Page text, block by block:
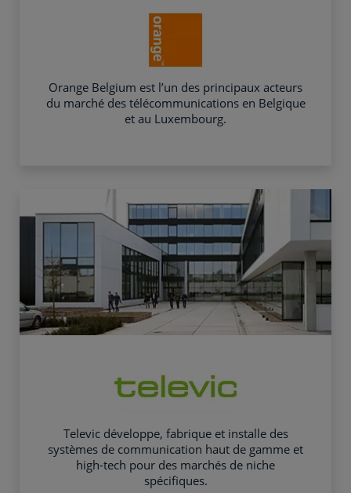
Orange Belgium est l’un des principaux acteurs
du marché des télécommunications en Belgique
et au Luxembourg.
Televic développe, fabrique et installe des
systèmes de communication haut de gamme et
high-tech pour des marchés de niche
spécifiques.